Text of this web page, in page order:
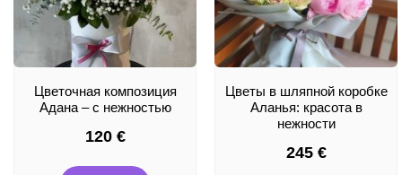
Цветочная композиция
Адана – с нежностью
120 €
Цветы в шляпной коробке
Аланья: красота в
нежности
245 €